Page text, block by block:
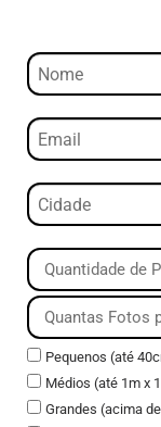
Pequenos (até
Médios (até 1m x
Grandes (acima